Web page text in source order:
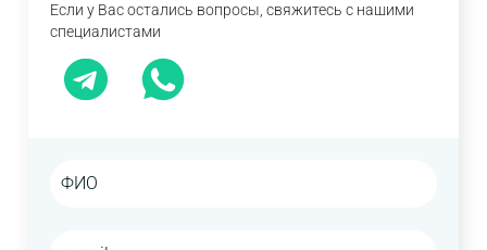
Если у Вас остались вопросы, свяжитесь с нашими
специалистами